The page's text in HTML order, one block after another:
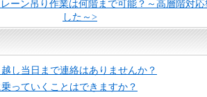
ーン吊り作業は何階まで可能？～高層階対
した～>
し当日まで連絡はありませんか？
っていくことはできますか？